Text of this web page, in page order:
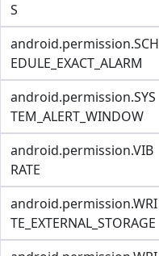
S
android.permission.SCH
EDULE_EXACT_ALARM
android.permission.SYS
TEM_ALERT_WINDOW
android.permission.VIB
RATE
android.permission.WRI
TE_EXTERNAL_STORAGE